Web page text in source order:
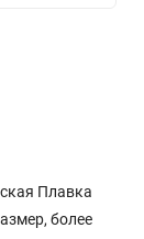
Плавка
более